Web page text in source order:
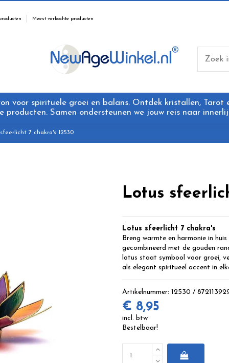
Meest verkochte producten
voor spirituele groei en balans. Ontdek kristallen, Tarot
Samen ondersteunen we jouw reis naar
7 chakra's 12530
Lotus
Lotus sfeerlicht 7 chakra's
Breng warmte en harmonie in
gecombineerd met de gouden
lotus staat symbool voor groei,
als elegant spiritueel accent in
Artikelnummer: 12530 /
€ 8,95
incl. btw
Bestelbaar!